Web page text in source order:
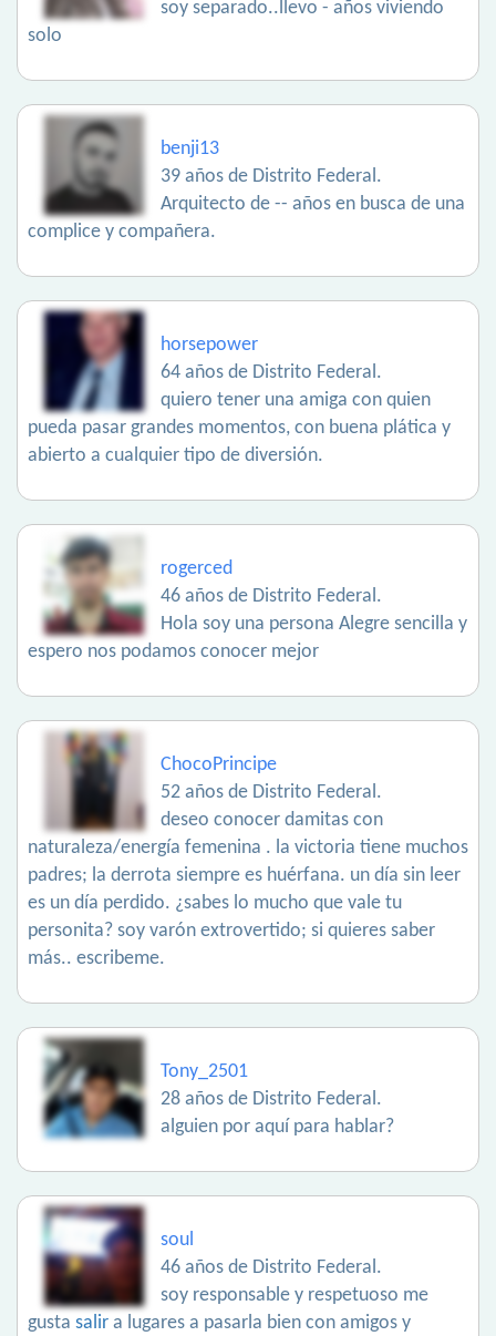
soy separado..llevo - años viviendo
solo
benji13
39 años de Distrito Federal.
Arquitecto de -- años en busca de una
complice y compañera.
horsepower
64 años de Distrito Federal.
quiero tener una amiga con quien
pueda pasar grandes momentos, con buena plática y
abierto a cualquier tipo de diversión.
rogerced
46 años de Distrito Federal.
Hola soy una persona Alegre sencilla y
espero nos podamos conocer mejor
ChocoPrincipe
52 años de Distrito Federal.
deseo conocer damitas con
naturaleza/energía femenina . la victoria tiene muchos
padres; la derrota siempre es huérfana. un día sin leer
es un día perdido. ¿sabes lo mucho que vale tu
personita? soy varón extrovertido; si quieres saber
más.. escribeme.
Tony_2501
28 años de Distrito Federal.
alguien por aquí para hablar?
soul
46 años de Distrito Federal.
soy responsable y respetuoso me
gusta salir a lugares a pasarla bien con amigos y